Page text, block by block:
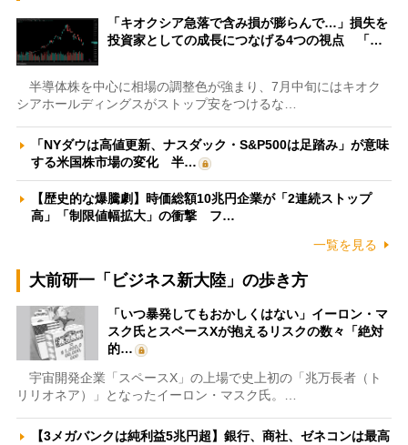
「キオクシア急落で含み損が膨らんで…」損失を
投資家としての成長につなげる4つの視点 「…
半導体株を中心に相場の調整色が強まり、7月中旬にはキオク
シアホールディングスがストップ安をつけるな…
「NYダウは高値更新、ナスダック・S&P500は足踏み」が意味
する米国株市場の変化 半…
【歴史的な爆騰劇】時価総額10兆円企業が「2連続ストップ
高」「制限値幅拡大」の衝撃 フ…
一覧を見る
大前研一「ビジネス新大陸」の歩き方
「いつ暴発してもおかしくはない」イーロン・マ
スク氏とスペースXが抱えるリスクの数々「絶対
的…
宇宙開発企業「スペースX」の上場で史上初の「兆万長者（ト
リリオネア）」となったイーロン・マスク氏。…
【3メガバンクは純利益5兆円超】銀行、商社、ゼネコンは最高